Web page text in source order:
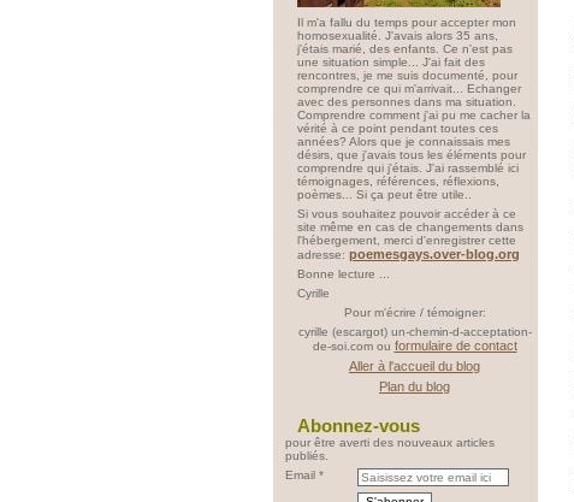
Il m'a fallu du temps pour accepter mon
homosexualité. J'avais alors 35 ans,
j'étais marié, des enfants. Ce n'est pas
une situation simple... J'ai fait des
rencontres, je me suis documenté, pour
comprendre ce qui m'arrivait... Echanger
avec des personnes dans ma situation.
Comprendre comment j'ai pu me cacher la
vérité à ce point pendant toutes ces
années? Alors que je connaissais mes
désirs, que j'avais tous les éléments pour
comprendre qui j'étais. J'ai rassemblé ici
témoignages, références, réflexions,
poèmes... Si ça peut être utile..
Si vous souhaitez pouvoir accéder à ce
site même en cas de changements dans
l'hébergement, merci d'enregistrer cette
adresse: poemesgays.over-blog.org
Bonne lecture ...
Cyrille
Pour m'écrire / témoigner:
cyrille (escargot) un-chemin-d-acceptation-
de-soi.com ou formulaire de contact
Aller à l'accueil du blog
Plan du blog
Abonnez-vous
pour être averti des nouveaux articles
publiés.
Email